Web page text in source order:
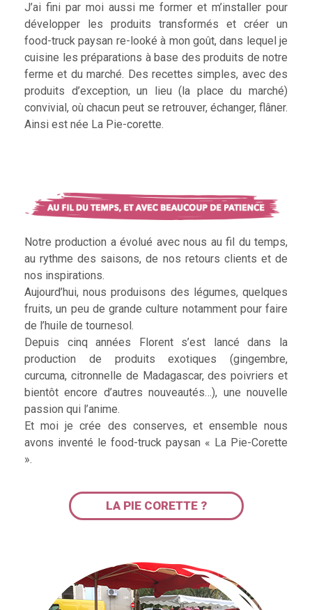
J’ai fini par moi aussi me former et m’installer pour
développer les produits transformés et créer un
food-truck paysan re-looké à mon goût, dans lequel je
cuisine les préparations à base des produits de notre
ferme et du marché. Des recettes simples, avec des
produits d’exception, un lieu (la place du marché)
convivial, où chacun peut se retrouver, échanger, flâner.
Ainsi est née La Pie-corette.
Notre production a évolué avec nous au fil du temps,
au rythme des saisons, de nos retours clients et de
nos inspirations.
Aujourd’hui, nous produisons des légumes, quelques
fruits, un peu de grande culture notamment pour faire
de l’huile de tournesol.
Depuis cinq années Florent s’est lancé dans la
production de produits exotiques (gingembre,
curcuma, citronnelle de Madagascar, des poivriers et
bientôt encore d’autres nouveautés…), une nouvelle
passion qui l’anime.
Et moi je crée des conserves, et ensemble nous
avons inventé le food-truck paysan « La Pie-Corette
».
LA PIE CORETTE ?